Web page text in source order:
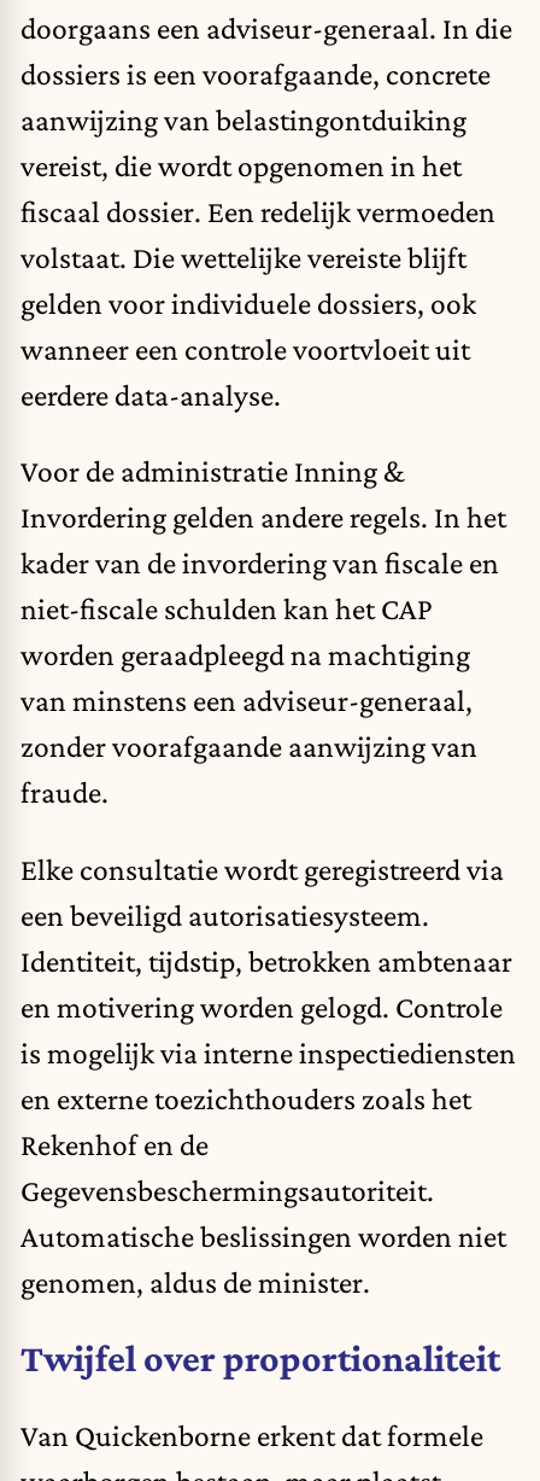
doorgaans een adviseur-generaal. In die
dossiers is een voorafgaande, concrete
aanwijzing van belastingontduiking
vereist, die wordt opgenomen in het
fiscaal dossier. Een redelijk vermoeden
volstaat. Die wettelijke vereiste blijft
gelden voor individuele dossiers, ook
wanneer een controle voortvloeit uit
eerdere data-analyse.
Voor de administratie Inning &
Invordering gelden andere regels. In het
kader van de invordering van fiscale en
niet-fiscale schulden kan het CAP
worden geraadpleegd na machtiging
van minstens een adviseur-generaal,
zonder voorafgaande aanwijzing van
fraude.
Elke consultatie wordt geregistreerd via
een beveiligd autorisatiesysteem.
Identiteit, tijdstip, betrokken ambtenaar
en motivering worden gelogd. Controle
is mogelijk via interne inspectiediensten
en externe toezichthouders zoals het
Rekenhof en de
Gegevensbeschermingsautoriteit.
Automatische beslissingen worden niet
genomen, aldus de minister.
Twijfel over proportionaliteit
Van Quickenborne erkent dat formele